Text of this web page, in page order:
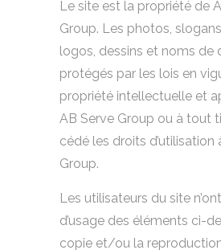
Le site est la propriété de
Group. Les photos,
logos, dessins et noms de
protégés par les lois en
propriété intellectuelle et
AB Serve Group ou à tout
cédé les droits d’utilisation
Group.
Les utilisateurs du site
d’usage des éléments ci-
copie et/ou la reproduction